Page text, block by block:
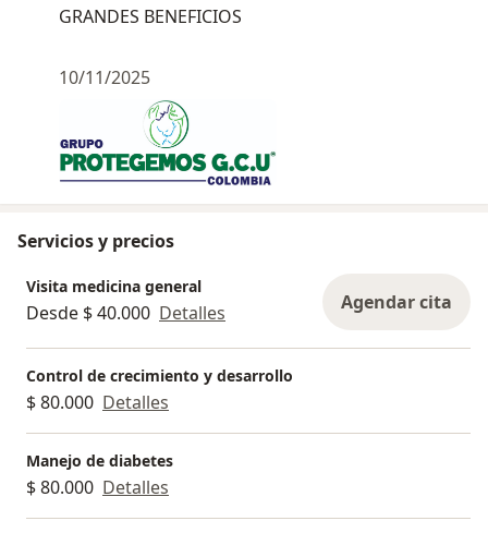
GRANDES BENEFICIOS
10/11/2025
Servicios y precios
Visita medicina general
Desde $ 40.000 Detalles Agendar cita
Control de crecimiento y desarrollo
$ 80.000 Detalles
Manejo de diabetes
$ 80.000 Detalles